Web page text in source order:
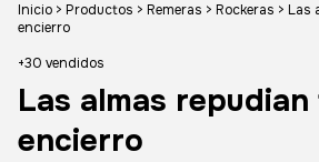
Inicio > Productos > Remeras > Rockeras > Las
encierro
+30 vendidos
Las almas
encierro